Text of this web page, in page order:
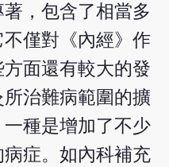
，包含了相當多
僅對《內經》作
面還有較大的發
治難病範圍的擴
種是增加了不少
病症。如內科補充